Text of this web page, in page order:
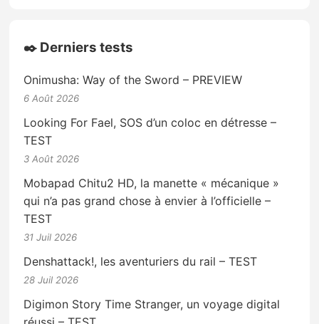
✒️ Derniers tests
Onimusha: Way of the Sword – PREVIEW
6 Août 2026
Looking For Fael, SOS d’un coloc en détresse –
TEST
3 Août 2026
Mobapad Chitu2 HD, la manette « mécanique »
qui n’a pas grand chose à envier à l’officielle –
TEST
31 Juil 2026
Denshattack!, les aventuriers du rail – TEST
28 Juil 2026
Digimon Story Time Stranger, un voyage digital